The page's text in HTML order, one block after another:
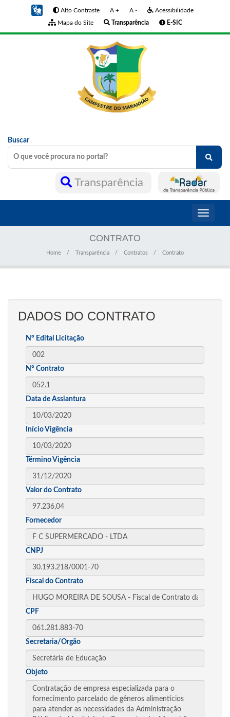
Alto Contraste A + A -
Acessibilidade
Mapa do Site
Transparência E-SIC
Buscar
Transparência
Toggle
CONTRATO
Home Transparência Contratos Contrato
DADOS DO CONTRATO
Nº Edital Licitação
Nº Contrato
Data de Assiantura
Início Vigência
Término Vigência
Valor do Contrato
Fornecedor
CNPJ
Fiscal do Contrato
CPF
Secretaria/Orgão
Objeto